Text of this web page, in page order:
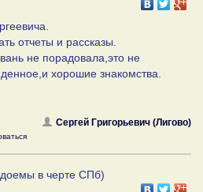
отчеты и рассказы.
не порадовала,это не
хорошие знакомства.
Сергей Григорьевич (Лигово)
в черте СПб)